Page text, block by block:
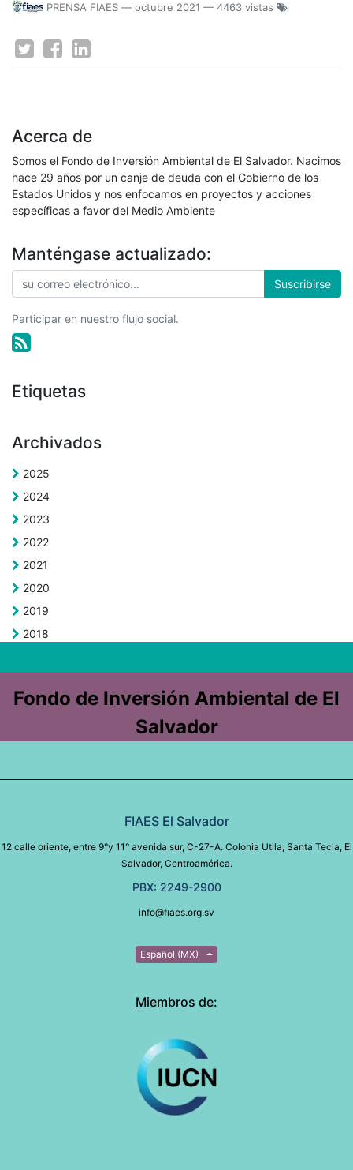
PRENSA FIAES — octubre 2021 — 4463 vistas
Acerca de
Somos el Fondo de Inversión Ambiental de El Salvador. Nacimos
hace 29 años por un canje de deuda con el Gobierno de los
Estados Unidos y nos enfocamos en proyectos y acciones
específicas a favor del Medio Ambiente
Manténgase actualizado:
Suscribirse
Participar en nuestro flujo social.
Etiquetas
Archivados
2025
2024
2023
2022
2021
2020
2019
2018
Fondo de Inversión Ambiental de El
Salvador
FIAES El Salvador
12 calle oriente, entre 9°y 11° avenida sur, C-27-A. Colonia Utila, Santa Tecla, El
Salvador, Centroamérica.
PBX: 2249-2900
info@fiaes.org.sv
Español (MX)
Miembros de: